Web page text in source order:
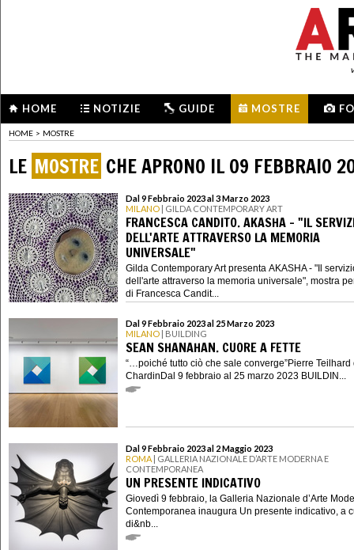
HOME NOTIZIE GUIDE MOSTRE
HOME > MOSTRE
LE MOSTRE CHE APRONO IL 09 FEBBRAIO
Dal 9 Febbraio 2023 al 3 Marzo 2023
MILANO | GILDA CONTEMPORARY ART
FRANCESCA CANDITO. AKASHA - "IL
DELL'ARTE ATTRAVERSO LA MEMORIA
UNIVERSALE"
Gilda Contemporary Art presenta AKASHA - "Il
dell'arte attraverso la memoria universale", mostra
di Francesca Candit...
Dal 9 Febbraio 2023 al 25 Marzo 2023
MILANO | BUILDING
SEAN SHANAHAN. CUORE A FETTE
“…poiché tutto ciò che sale converge”Pierre Teilhard
ChardinDal 9 febbraio al 25 marzo 2023 BUILDIN...
Dal 9 Febbraio 2023 al 2 Maggio 2023
ROMA | GALLERIA NAZIONALE D’ARTE MODERNA E
CONTEMPORANEA
UN PRESENTE INDICATIVO
Giovedì 9 febbraio, la Galleria Nazionale d’Arte
Contemporanea inaugura Un presente indicativo, a
di&nb...